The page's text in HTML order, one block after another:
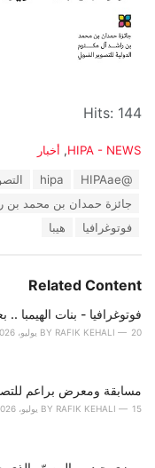
Hits: 144
C
s
HIPA - NEWS
, أخبار
T
@HIPAae
hipa
جائزة حمدان بن محمد بن
فوتوغرافيا
هيبا
Related Content
فوتوغرافيا - بنات الهيمبا
BY RAFIK KEHALI 20 يوليو، 2026
مسابقة ومعرض براعم
BY RAFIK KEHALI 15 يوليو، 2026